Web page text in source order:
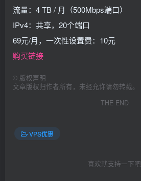
流量：4 TB / 月（500Mbps端口）
IPv4：共享，20个端口
69元/月，一次性设置费：10元
购买链接
© 版权声明
文章版权归作者所有，未经允许请勿转载。
THE END
VPS优惠
喜欢就支持一下吧